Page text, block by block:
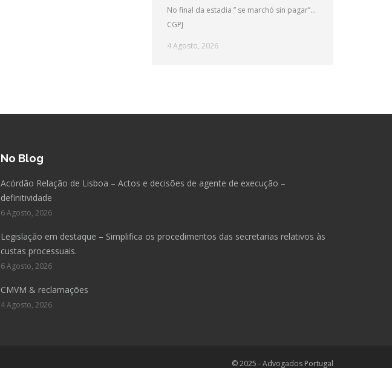
No final da estadia ” se marchó sin pagar”…
CGPJ
4 Agosto, 2026
No Blog
Acórdão Relação de Lisboa – Actos e decisões de agente de execução –
definitividade
6 Agosto, 2026
Legislação em destaque – Simplifica os procedimentos das secretarias relativos às
custas processuais.
6 Agosto, 2026
CMVM & reclamações
4 Agosto, 2026
© 2025 - Advogados Portugal